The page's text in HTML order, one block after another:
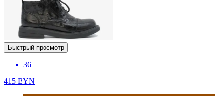
Быстрый просмотр
36
415 BYN